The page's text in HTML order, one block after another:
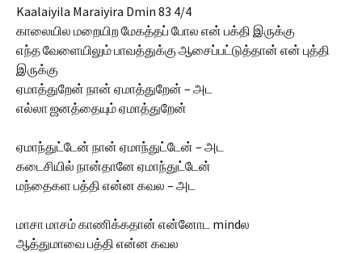
Kaalaiyila Maraiyira Dmin 83 4/4
காலையில மறையிற மேகத்தப் போல என் பக்தி இருக்கு
எந்த வேளையிலும் பாவத்துக்கு ஆசைப்பட்டுத்தான் என் புத்தி
இருக்கு
ஏமாத்துறேன் நான் ஏமாத்துறேன் – அட
எல்லா ஜனத்தையும் ஏமாத்துறேன்
ஏமாந்துட்டேன் நான் ஏமாந்துட்டேன் – அட
கடைசியில் நான்தானே ஏமாந்துட்டேன்
மந்தைகள பத்தி என்ன கவல – அட
மாசா மாசம் காணிக்கதான் என்னோட mindல
ஆத்துமாவை பத்தி என்ன கவல